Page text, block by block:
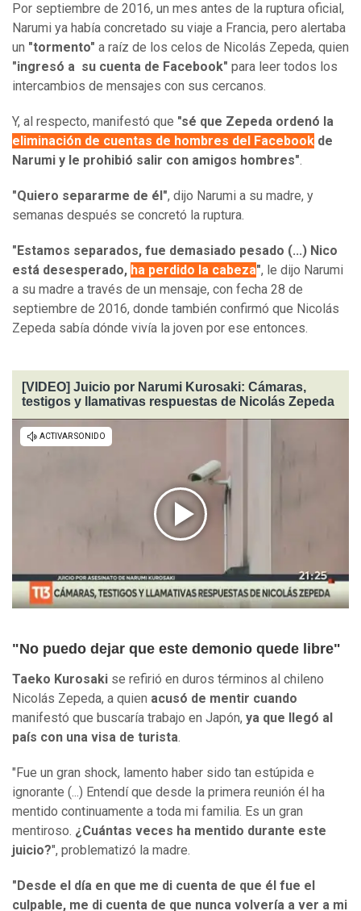
Por septiembre de 2016, un mes antes de la ruptura oficial,
Narumi ya había concretado su viaje a Francia, pero alertaba
un "tormento" a raíz de los celos de Nicolás Zepeda, quien
"ingresó a su cuenta de Facebook" para leer todos los
intercambios de mensajes con sus cercanos.
Y, al respecto, manifestó que "sé que Zepeda ordenó la
eliminación de cuentas de hombres del Facebook de
Narumi y le prohibió salir con amigos hombres".
"Quiero separarme de él", dijo Narumi a su madre, y
semanas después se concretó la ruptura.
"Estamos separados, fue demasiado pesado (...) Nico
está desesperado, ha perdido la cabeza", le dijo Narumi
a su madre a través de un mensaje, con fecha 28 de
septiembre de 2016, donde también confirmó que Nicolás
Zepeda sabía dónde vivía la joven por ese entonces.
[VIDEO] Juicio por Narumi Kurosaki: Cámaras,
testigos y llamativas respuestas de Nicolás Zepeda
"No puedo dejar que este demonio quede libre"
Taeko Kurosaki se refirió en duros términos al chileno
Nicolás Zepeda, a quien acusó de mentir cuando
manifestó que buscaría trabajo en Japón, ya que llegó al
país con una visa de turista.
"Fue un gran shock, lamento haber sido tan estúpida e
ignorante (...) Entendí que desde la primera reunión él ha
mentido continuamente a toda mi familia. Es un gran
mentiroso. ¿Cuántas veces ha mentido durante este
juicio?", problematizó la madre.
"Desde el día en que me di cuenta de que él fue el
culpable, me di cuenta de que nunca volvería a ver a mi